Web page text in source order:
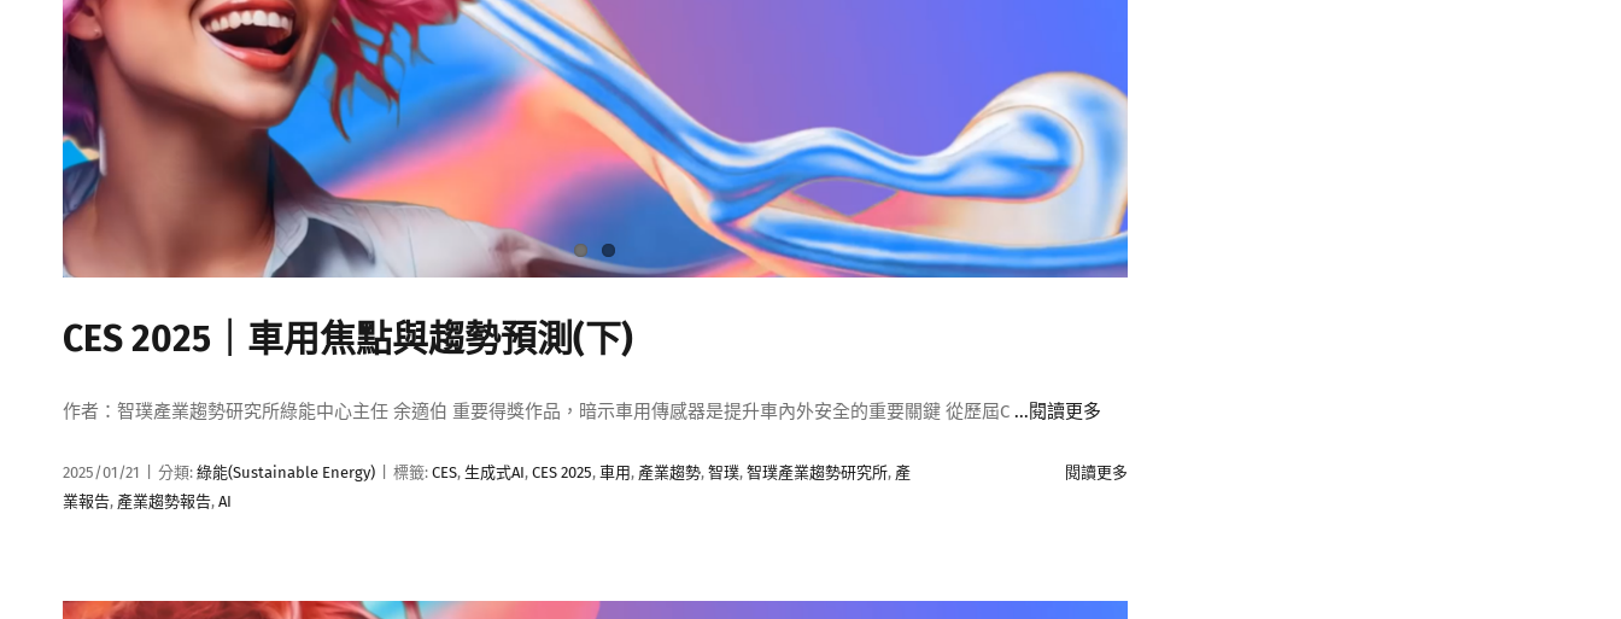
CES 2025｜車用焦點與趨勢預測(下)
作者：智璞產業趨勢研究所綠能中心主任 余適伯 重要得獎作品，暗示車用傳感器是提升車內外安全的重要關鍵 從歷屆C ...閱讀更多
2025/01/21 分類: 綠能(Sustainable Energy) 標籤: CES, 生成式AI, CES 2025, 車用, 產業趨勢, 智璞, 智璞產業趨勢研究所, 產
業報告, 產業趨勢報告, AI
閱讀更多